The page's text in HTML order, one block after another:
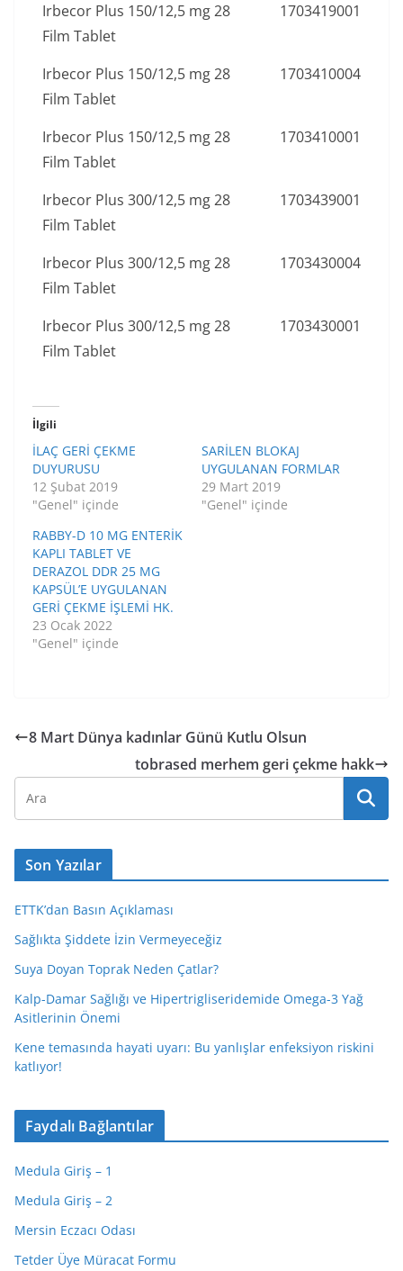
Irbecor Plus 150/12,5 mg 28
Film Tablet
1703419001
Irbecor Plus 150/12,5 mg 28
Film Tablet
1703410004
Irbecor Plus 150/12,5 mg 28
Film Tablet
1703410001
Irbecor Plus 300/12,5 mg 28
Film Tablet
1703439001
Irbecor Plus 300/12,5 mg 28
Film Tablet
1703430004
Irbecor Plus 300/12,5 mg 28
Film Tablet
1703430001
İlgili
İLAÇ GERİ ÇEKME
DUYURUSU
12 Şubat 2019
"Genel" içinde
SARİLEN BLOKAJ
UYGULANAN FORMLAR
29 Mart 2019
"Genel" içinde
RABBY-D 10 MG ENTERİK
KAPLI TABLET VE
DERAZOL DDR 25 MG
KAPSÜL’E UYGULANAN
GERİ ÇEKME İŞLEMİ HK.
23 Ocak 2022
"Genel" içinde
8 Mart Dünya kadınlar Günü Kutlu Olsun
tobrased merhem geri çekme hakk
Son Yazılar
ETTK’dan Basın Açıklaması
Sağlıkta Şiddete İzin Vermeyeceğiz
Suya Doyan Toprak Neden Çatlar?
Kalp-Damar Sağlığı ve Hipertrigliseridemide Omega-3 Yağ
Asitlerinin Önemi
Kene temasında hayati uyarı: Bu yanlışlar enfeksiyon riskini
katlıyor!
Faydalı Bağlantılar
Medula Giriş – 1
Medula Giriş – 2
Mersin Eczacı Odası
Tetder Üye Müracat Formu